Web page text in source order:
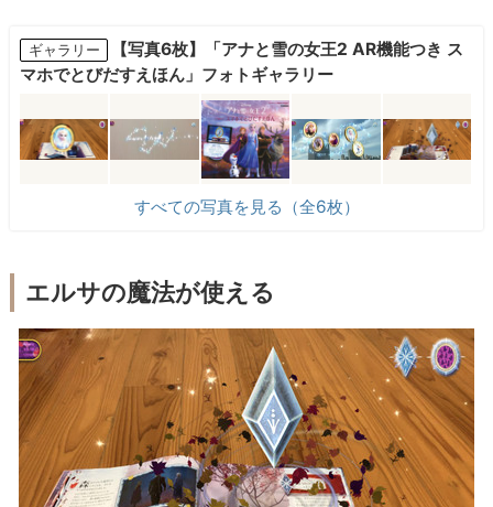
ギャラリー
【写真6枚】「アナと雪の女王2 AR機能つき ス
マホでとびだすえほん」フォトギャラリー
すべての写真を見る（全6枚）
エルサの魔法が使える